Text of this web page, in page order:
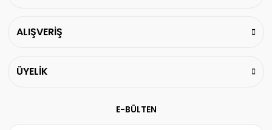
ALIŞVERİŞ
ÜYELİK
E-BÜLTEN